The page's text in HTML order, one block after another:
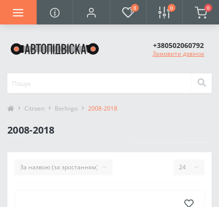
0 0 0
+380502060792
Замовити дзвінок
Citroen Berlingo 2008-2018
2008-2018